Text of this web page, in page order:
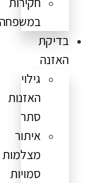
במשפחה
בדיקת
האזנה
גילוי
האזנות
סתר
איתור
מצלמות
סמויות